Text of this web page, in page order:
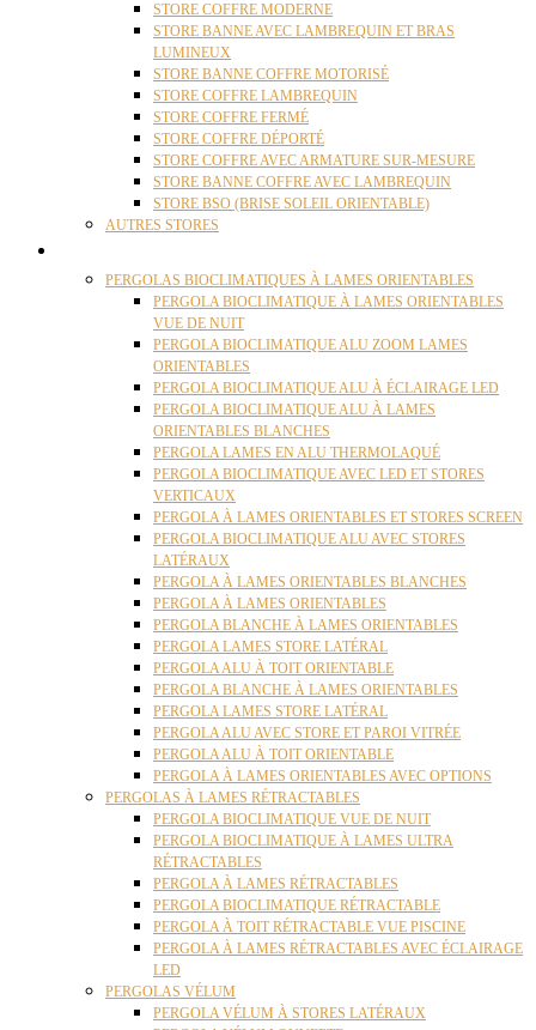
STORE COFFRE MODERNE
STORE BANNE AVEC LAMBREQUIN ET BRAS
LUMINEUX
STORE BANNE COFFRE MOTORISÉ
STORE COFFRE LAMBREQUIN
STORE COFFRE FERMÉ
STORE COFFRE DÉPORTÉ
STORE COFFRE AVEC ARMATURE SUR-MESURE
STORE BANNE COFFRE AVEC LAMBREQUIN
STORE BSO (BRISE SOLEIL ORIENTABLE)
AUTRES STORES
PERGOLAS BIOCLIMATIQUES À LAMES ORIENTABLES
PERGOLA BIOCLIMATIQUE À LAMES ORIENTABLES
VUE DE NUIT
PERGOLA BIOCLIMATIQUE ALU ZOOM LAMES
ORIENTABLES
PERGOLA BIOCLIMATIQUE ALU À ÉCLAIRAGE LED
PERGOLA BIOCLIMATIQUE ALU À LAMES
ORIENTABLES BLANCHES
PERGOLA LAMES EN ALU THERMOLAQUÉ
PERGOLA BIOCLIMATIQUE AVEC LED ET STORES
VERTICAUX
PERGOLA À LAMES ORIENTABLES ET STORES SCREEN
PERGOLA BIOCLIMATIQUE ALU AVEC STORES
LATÉRAUX
PERGOLA À LAMES ORIENTABLES BLANCHES
PERGOLA À LAMES ORIENTABLES
PERGOLA BLANCHE À LAMES ORIENTABLES
PERGOLA LAMES STORE LATÉRAL
PERGOLA ALU À TOIT ORIENTABLE
PERGOLA BLANCHE À LAMES ORIENTABLES
PERGOLA LAMES STORE LATÉRAL
PERGOLA ALU AVEC STORE ET PAROI VITRÉE
PERGOLA ALU À TOIT ORIENTABLE
PERGOLA À LAMES ORIENTABLES AVEC OPTIONS
PERGOLAS À LAMES RÉTRACTABLES
PERGOLA BIOCLIMATIQUE VUE DE NUIT
PERGOLA BIOCLIMATIQUE À LAMES ULTRA
RÉTRACTABLES
PERGOLA À LAMES RÉTRACTABLES
PERGOLA BIOCLIMATIQUE RÉTRACTABLE
PERGOLA À TOIT RÉTRACTABLE VUE PISCINE
PERGOLA À LAMES RÉTRACTABLES AVEC ÉCLAIRAGE
LED
PERGOLAS VÉLUM
PERGOLA VÉLUM À STORES LATÉRAUX